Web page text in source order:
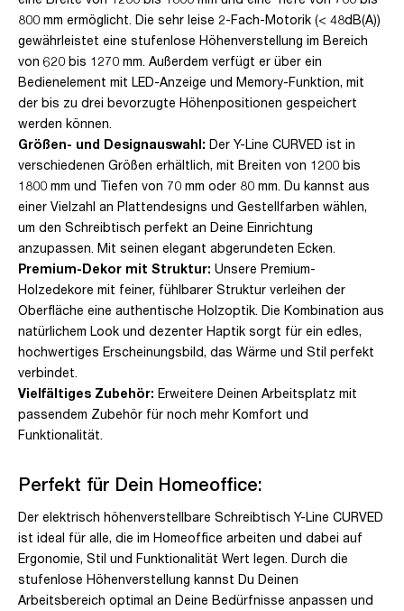
800 mm ermöglicht. Die sehr leise 2-Fach-Motorik (< 48dB(A))
gewährleistet eine stufenlose Höhenverstellung im Bereich
von 620 bis 1270 mm. Außerdem verfügt er über ein
Bedienelement mit LED-Anzeige und Memory-Funktion, mit
der bis zu drei bevorzugte Höhenpositionen gespeichert
werden können.
Größen- und Designauswahl: Der Y-Line CURVED ist in
verschiedenen Größen erhältlich, mit Breiten von 1200 bis
1800 mm und Tiefen von 70 mm oder 80 mm. Du kannst aus
einer Vielzahl an Plattendesigns und Gestellfarben wählen,
um den Schreibtisch perfekt an Deine Einrichtung
anzupassen. Mit seinen elegant abgerundeten Ecken.
Premium-Dekor mit Struktur: Unsere Premium-
Holzedekore mit feiner, fühlbarer Struktur verleihen der
Oberfläche eine authentische Holzoptik. Die Kombination aus
natürlichem Look und dezenter Haptik sorgt für ein edles,
hochwertiges Erscheinungsbild, das Wärme und Stil perfekt
verbindet.
Vielfältiges Zubehör: Erweitere Deinen Arbeitsplatz mit
passendem Zubehör für noch mehr Komfort und
Funktionalität.
Perfekt für Dein Homeoffice:
Der elektrisch höhenverstellbare Schreibtisch Y-Line CURVED
ist ideal für alle, die im Homeoffice arbeiten und dabei auf
Ergonomie, Stil und Funktionalität Wert legen. Durch die
stufenlose Höhenverstellung kannst Du Deinen
Arbeitsbereich optimal an Deine Bedürfnisse anpassen und